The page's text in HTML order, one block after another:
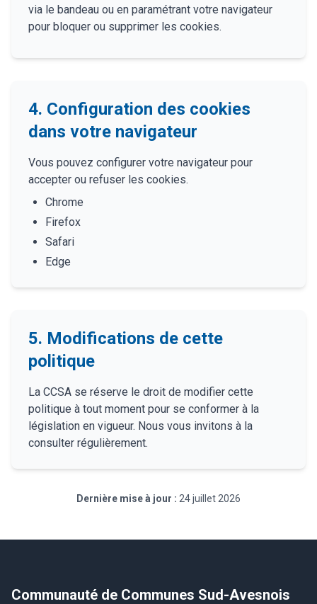
via le bandeau ou en paramétrant votre navigateur
pour bloquer ou supprimer les cookies.
4. Configuration des cookies
dans votre navigateur
Vous pouvez configurer votre navigateur pour
accepter ou refuser les cookies.
Chrome
Firefox
Safari
Edge
5. Modifications de cette
politique
La CCSA se réserve le droit de modifier cette
politique à tout moment pour se conformer à la
législation en vigueur. Nous vous invitons à la
consulter régulièrement.
Dernière mise à jour : 24 juillet 2026
Communauté de Communes Sud-Avesnois